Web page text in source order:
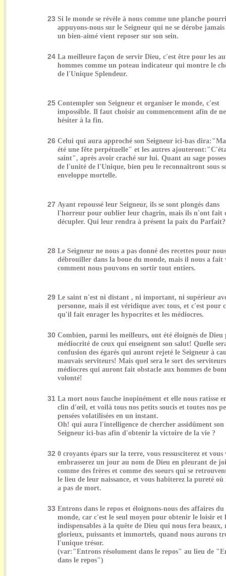
23 Si le monde se révèle à nous comme une planche
appuyons-nous sur le Seigneur qui ne se dérobe
un bien-aimé vient reposer sur son sein.
24 La meilleure façon de servir Dieu, c'est être pour les
hommes comme un poteau indicateur qui montre le
de l'Unique Splendeur.
25 Contempler son Seigneur et organiser le monde, c'est
impossible. Il faut choisir au commencement afin de
hésiter à la fin.
26 Celui qui aura approché son Seigneur ici-bas
été une fête perpétuelle" et les autres
saint", après avoir craché sur lui. Quant au sage
de l'unité de l'Unique, bien peu le reconnaîtront sous
enveloppe mortelle.
27 Ayant repoussé leur Seigneur, ils se sont plongés dans
l'horreur pour oublier leur chagrin, mais ils n'ont fait
décupler. Qui leur rendra à présent la paix du Parfait?
28 Le Seigneur ne nous a pas donné des recettes pour nous
débrouiller dans la boue du monde, mais il nous a fait
comment nous pouvons en sortir tout entiers.
29 Le saint n'est ni distant , ni important, ni supérieur
personne, mais il est véridique avec tous, et c'est pour
qu'il fait enrager les hypocrites et les médiocres.
30 Combien, parmi les meilleurs, ont été éloignés de Dieu
médiocrité de ceux qui enseignent son salut! Quelle
confusion des égarés qui auront rejeté le Seigneur à
mauvais serviteurs! Mais quel sera le sort des serviteurs
médiocres qui auront fait obstacle aux hommes de
volonté!
31 La mort nous fauche inopinément et elle nous ratisse
clin d'œil, et voilà tous nos petits soucis et toutes nos
pensées volatilisées en un instant.
Oh! qui aura l'intelligence de chercher assidûment son
Seigneur ici-bas afin d'obtenir la victoire de la vie ?
32 0 croyants épars sur la terre, vous ressusciterez et vous
embrasserez un jour au nom de Dieu en pleurant de
comme des frères et comme des soeurs qui se
le lieu de leur naissance, et vous habiterez la pureté
a pas de mort.
33 Entrons dans le repos et éloignons-nous des affaires du
monde, car c'est le seul moyen pour obtenir le loisir et
indispensables à la quête de Dieu qui nous fera beaux,
glorieux, puissants et immortels, quand nous aurons
l'unique trésor.
(var:"Entrons résolument dans le repos" au lieu de
dans le repos")